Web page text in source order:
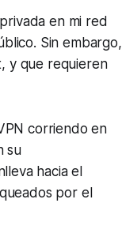
en mi red
Sin embargo,
y que requieren
corriendo en
su
hacia el
por el